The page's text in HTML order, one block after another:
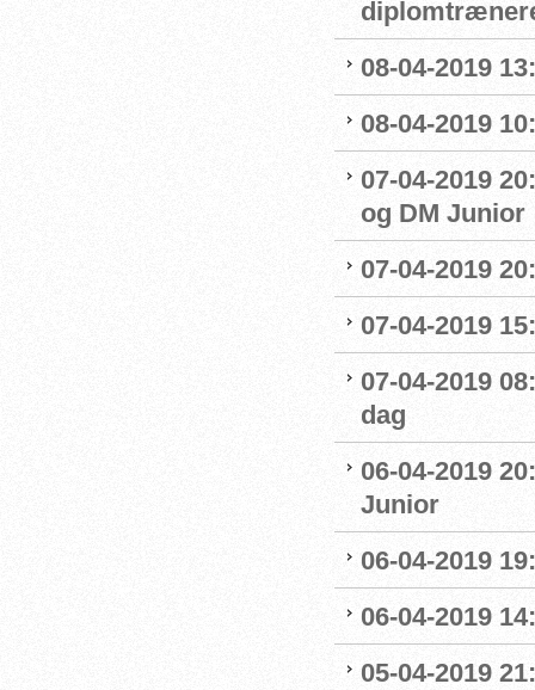
08-04-2019
08-04-2019
07-04-2019
og DM Junior
07-04-2019
07-04-2019
07-04-2019
dag
06-04-2019
Junior
06-04-2019
06-04-2019
05-04-2019